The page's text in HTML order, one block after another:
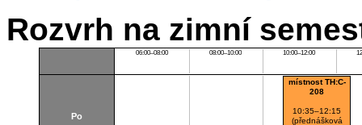
Rozvrh na zimní
06:00–08:00 08:00–10:00 10:00–12:00
Po
místnost TH:C-
208
10:35–12:15
(přednášková